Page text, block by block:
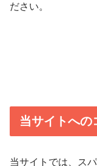
ださい。
当サイトへの
当サイトでは、ス